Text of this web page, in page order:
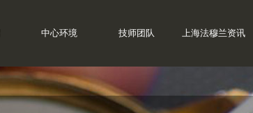
中心环境 技师团队 上海法穆兰资讯